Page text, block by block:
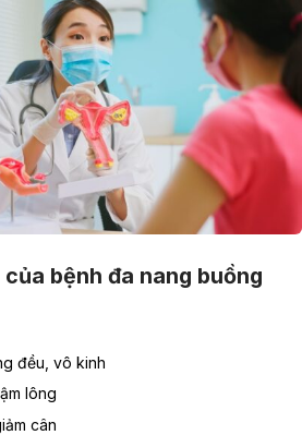
bệnh đa nang buồng
đều, vô kinh
lông
cân